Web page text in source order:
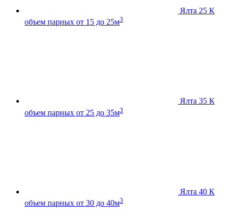
Ялта 25 К
объем парных от 15 до 25м3
Ялта 35 К
объем парных от 25 до 35м3
Ялта 40 К
объем парных от 30 до 40м3